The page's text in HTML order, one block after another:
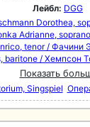
Лейбл: DGG
Dorothea,
Adrianne,
tenor / Фачини
baritone / Хемпсон
Показать
Singspiel